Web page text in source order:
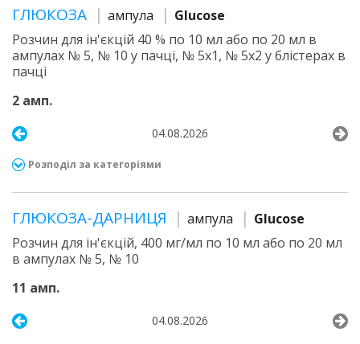
ГЛЮКОЗА ампула
Glucose
Розчин для ін'єкцій 40 % по 10 мл або по 20 мл в
ампулах № 5, № 10 у пачці, № 5х1, № 5х2 у блістерах в
пачці
2 амп.
04.08.2026
Розподіл за категоріями
ГЛЮКОЗА-ДАРНИЦЯ ампула
Glucose
Розчин для ін'єкцій, 400 мг/мл по 10 мл або по 20 мл
в ампулах № 5, № 10
11 амп.
04.08.2026